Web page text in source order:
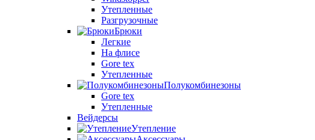
Утепленные
Разгрузочные
Брюки
Легкие
На флисе
Gore tex
Утепленные
Полукомбинезоны
Gore tex
Утепленные
Вейдерсы
Утепление